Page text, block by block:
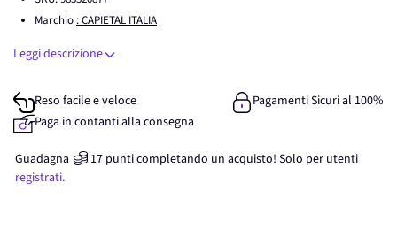
Marchio : CAPIETAL ITALIA
Leggi descrizione
Reso facile e veloce
Pagamenti Sicuri al 100%
Paga in contanti alla consegna
Guadagna 17 punticompletando un acquisto! Solo per utenti
registrati.